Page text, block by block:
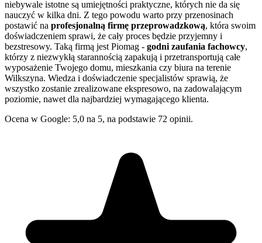
niebywale istotne są umiejętności praktyczne, których nie da się
nauczyć w kilka dni. Z tego powodu warto przy przenosinach
postawić na profesjonalną firmę przeprowadzkową, która swoim
doświadczeniem sprawi, że cały proces będzie przyjemny i
bezstresowy. Taką firmą jest Piomag - godni zaufania fachowcy,
którzy z niezwykłą starannością zapakują i przetransportują całe
wyposażenie Twojego domu, mieszkania czy biura na terenie
Wilkszyna. Wiedza i doświadczenie specjalistów sprawią, że
wszystko zostanie zrealizowane ekspresowo, na zadowalającym
poziomie, nawet dla najbardziej wymagającego klienta.
Ocena w Google: 5,0 na 5, na podstawie 72 opinii.